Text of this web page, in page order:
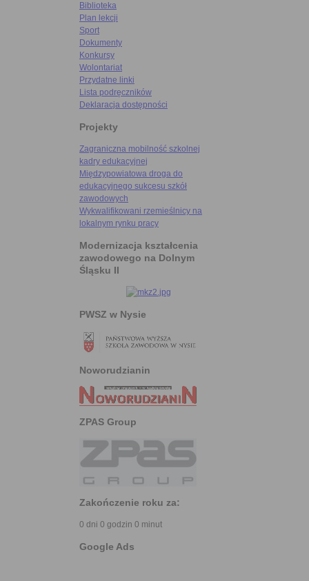
Biblioteka
Plan lekcji
Sport
Dokumenty
Konkursy
Wolontariat
Przydatne linki
Lista podręczników
Deklaracja dostępności
Projekty
Zagraniczna mobilność szkolnej
kadry edukacyjnej
Międzypowiatowa droga do
edukacyjnego sukcesu szkół
zawodowych
Wykwalifikowani rzemieślnicy na
lokalnym rynku pracy
Modernizacja kształcenia
zawodowego na Dolnym
Śląsku II
PWSZ w Nysie
Noworudzianin
ZPAS Group
Zakończenie roku za:
0 dni 0 godzin 0 minut
Google Ads